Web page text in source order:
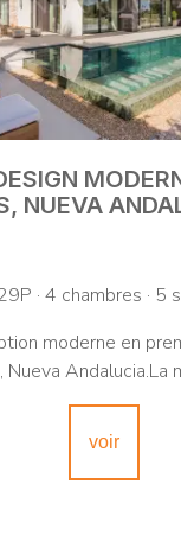
NUEVA
· 4 chambres · 5
moderne en
Nueva Andalucia.La
voir